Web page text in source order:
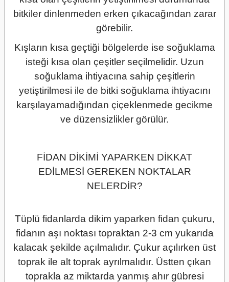
bitkiler dinlenmeden erken çıkacağından zarar
görebilir.
Kışların kısa geçtiği bölgelerde ise soğuklama
isteği kısa olan çeşitler seçilmelidir. Uzun
soğuklama ihtiyacına sahip çeşitlerin
yetiştirilmesi ile de bitki soğuklama ihtiyacını
karşılayamadığından çiçeklenmede gecikme
ve düzensizlikler görülür.
FİDAN DİKİMİ YAPARKEN DİKKAT
EDİLMESİ GEREKEN NOKTALAR
NELERDİR?
Tüplü fidanlarda dikim yaparken fidan çukuru,
fidanın aşı noktası topraktan 2-3 cm yukarıda
kalacak şekilde açılmalıdır. Çukur açılırken üst
toprak ile alt toprak ayrılmalıdır. Üstten çıkan
toprakla az miktarda yanmış ahır gübresi